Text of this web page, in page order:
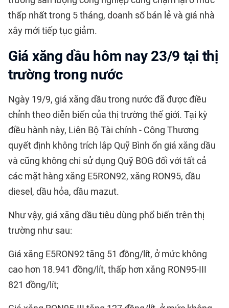
thấp nhất trong 5 tháng, doanh số bán lẻ và giá nhà
xây mới tiếp tục giảm.
Giá xăng dầu hôm nay 23/9 tại thị
trường trong nước
Ngày 19/9, giá xăng dầu trong nước đã được điều
chỉnh theo diễn biến của thị trường thế giới. Tại kỳ
điều hành này, Liên Bộ Tài chính - Công Thương
quyết định không trích lập Quỹ Bình ổn giá xăng dầu
và cũng không chi sử dụng Quỹ BOG đối với tất cả
các mặt hàng xăng E5RON92, xăng RON95, dầu
diesel, dầu hỏa, dầu mazut.
Như vậy, giá xăng dầu tiêu dùng phổ biến trên thị
trường như sau:
Giá xăng E5RON92 tăng 51 đồng/lít, ở mức không
cao hơn 18.941 đồng/lít, thấp hơn xăng RON95-III
821 đồng/lít;